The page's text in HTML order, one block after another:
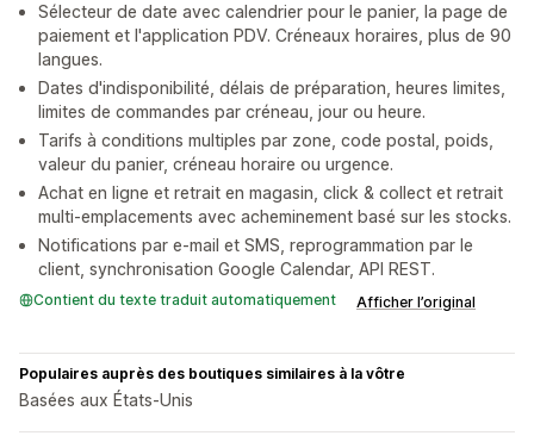
Sélecteur de date avec calendrier pour le panier, la page de
paiement et l'application PDV. Créneaux horaires, plus de 90
langues.
Dates d'indisponibilité, délais de préparation, heures limites,
limites de commandes par créneau, jour ou heure.
Tarifs à conditions multiples par zone, code postal, poids,
valeur du panier, créneau horaire ou urgence.
Achat en ligne et retrait en magasin, click & collect et retrait
multi-emplacements avec acheminement basé sur les stocks.
Notifications par e-mail et SMS, reprogrammation par le
client, synchronisation Google Calendar, API REST.
Contient du texte traduit automatiquement Afficher l’original
Populaires auprès des boutiques similaires à la vôtre
Basées aux États-Unis